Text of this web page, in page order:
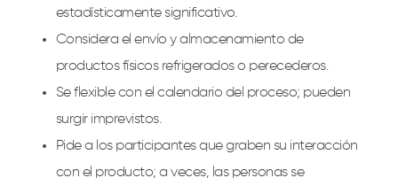
estadísticamente significativo.
Considera el envío y almacenamiento de
productos físicos refrigerados o perecederos.
Se flexible con el calendario del proceso; pueden
surgir imprevistos.
Pide a los participantes que graben su interacción
con el producto; a veces, las personas se